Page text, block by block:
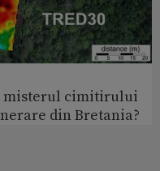
misterul cimitirului
din Bretania?